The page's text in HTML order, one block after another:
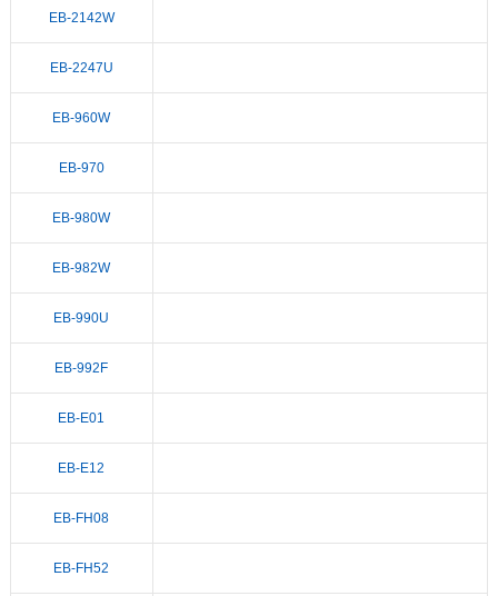
EB-2142W
EB-2247U
EB-960W
EB-970
EB-980W
EB-982W
EB-990U
EB-992F
EB-E01
EB-E12
EB-FH08
EB-FH52